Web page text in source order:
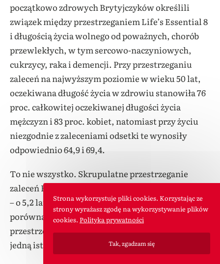
początkowo zdrowych Brytyjczyków określili
związek między przestrzeganiem Life’s Essential 8
i długością życia wolnego od poważnych, chorób
przewlekłych, w tym sercowo-naczyniowych,
cukrzycy, raka i demencji. Przy przestrzeganiu
zaleceń na najwyższym poziomie w wieku 50 lat,
oczekiwana długość życia w zdrowiu stanowiła 76
proc. całkowitej oczekiwanej długości życia
mężczyzn i 83 proc. kobiet, natomiast przy życiu
niezgodnie z zaleceniami odsetki te wynosiły
odpowiednio 64,9 i 69,4.
To nie wszystko. Skrupulatne przestrzeganie
zaleceń Essential 8 oznaczało ogólnie dłuższe życie
– o 5,2 lata dla mężczyzn i 6,3 lata dla kobiet, w
porównaniu z osobami, które systemu
przestrzegały słabo. Badacze podkreślają jeszcze
jedną istotną obserwację.
Strona wykorzystuje pliki cookies. Korzystając ze
strony wyrażasz zgodę na wykorzystywanie plików
cookies. Polityka prywatności
Tak, zgadzam się